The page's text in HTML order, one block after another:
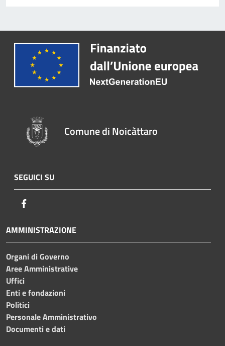
Comune di Noicàttaro
SEGUICI SU
AMMINISTRAZIONE
Organi di Governo
Aree Amministrative
Uffici
Enti e fondazioni
Politici
Personale Amministrativo
Documenti e dati